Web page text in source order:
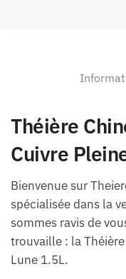
Théière
Cuivre
Bienvenue sur
spécialisée dans la
sommes ravis de
trouvaille : la
Lune 1.5L.